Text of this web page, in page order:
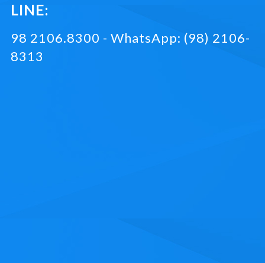
LINE:
98 2106.8300 - WhatsApp: (98) 2106-
8313